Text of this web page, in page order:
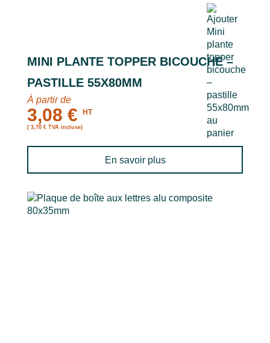
MINI PLANTE TOPPER BICOUCHE –
PASTILLE 55X80MM
À partir de
3,08 € HT
( 3,70 € TVA incluse)
En savoir plus